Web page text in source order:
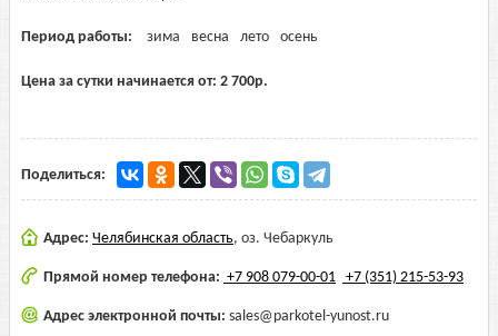
Период работы: зима весна лето осень
Цена за сутки начинается от: 2 700р.
Поделиться:
Адрес: Челябинская область, оз. Чебаркуль
Прямой номер телефона: +7 908 079-00-01 +7 (351) 215-53-93
Адрес электронной почты: sales@parkotel-yunost.ru